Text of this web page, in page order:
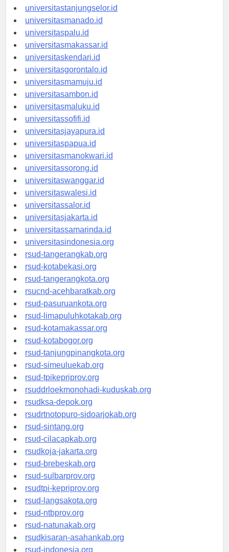
universitasbanjarbaru.id
universitastanjungselor.id
universitasmanado.id
universitaspalu.id
universitasmakassar.id
universitaskendari.id
universitasgorontalo.id
universitasmamuju.id
universitasambon.id
universitasmaluku.id
universitassofifi.id
universitasjayapura.id
universitaspapua.id
universitasmanokwari.id
universitassorong.id
universitaswanggar.id
universitaswalesi.id
universitassalor.id
universitasjakarta.id
universitassamarinda.id
universitasindonesia.org
rsud-tangerangkab.org
rsud-kotabekasi.org
rsud-tangerangkota.org
rsucnd-acehbaratkab.org
rsud-pasuruankota.org
rsud-limapuluhkotakab.org
rsud-kotamakassar.org
rsud-kotabogor.org
rsud-tanjungpinangkota.org
rsud-simeuluekab.org
rsud-tpikepriprov.org
rsuddrloekmonohadi-kuduskab.org
rsudksa-depok.org
rsudrtnotopuro-sidoarjokab.org
rsud-sintang.org
rsud-cilacapkab.org
rsudkoja-jakarta.org
rsud-brebeskab.org
rsud-sulbarprov.org
rsudtpi-kepriprov.org
rsud-langsakota.org
rsud-ntbprov.org
rsud-natunakab.org
rsudkisaran-asahankab.org